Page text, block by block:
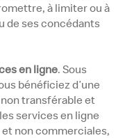
à limiter ou à
de ses concédants
en ligne. Sous
bénéficiez d’une
transférable et
services en ligne
non commerciales,